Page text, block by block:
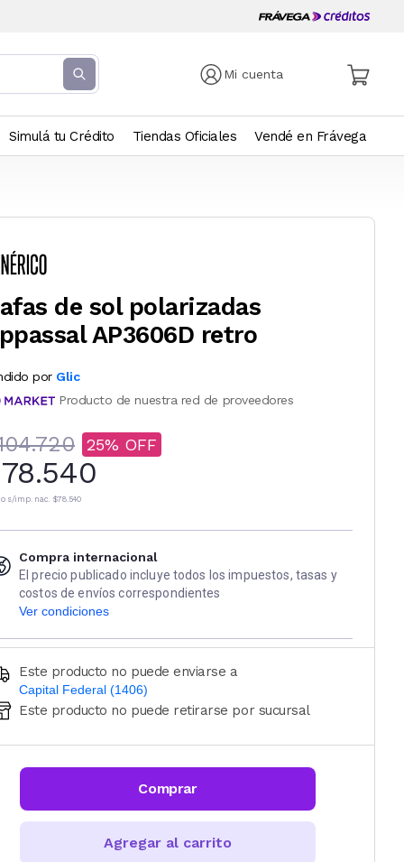
Mi cuenta
Simulá tu Crédito Tiendas Oficiales Vendé en Frávega
de sol polarizadas
AP3606D retro
por Glic
Producto de nuestra red de proveedores
25
s/imp. nac. $78.540
Compra internacional
El precio publicado incluye todos los impuestos, tasas y
costos de envíos correspondientes
Ver condiciones
Este producto no puede enviarse a
Capital Federal (1406)
Ingresá código postal (sólo números)
CALCULAR
Este producto no puede retirarse por sucursal
Comprar
Agregar al carrito